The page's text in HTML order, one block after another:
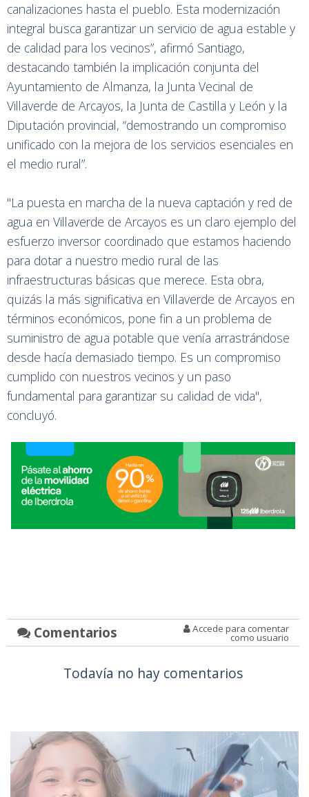
canalizaciones hasta el pueblo. Esta modernización
integral busca garantizar un servicio de agua estable y
de calidad para los vecinos”, afirmó Santiago,
destacando también la implicación conjunta del
Ayuntamiento de Almanza, la Junta Vecinal de
Villaverde de Arcayos, la Junta de Castilla y León y la
Diputación provincial, “demostrando un compromiso
unificado con la mejora de los servicios esenciales en
el medio rural”.
"La puesta en marcha de la nueva captación y red de
agua en Villaverde de Arcayos es un claro ejemplo del
esfuerzo inversor coordinado que estamos haciendo
para dotar a nuestro medio rural de las
infraestructuras básicas que merece. Esta obra,
quizás la más significativa en Villaverde de Arcayos en
términos económicos, pone fin a un problema de
suministro de agua potable que venía arrastrándose
desde hacía demasiado tiempo. Es un compromiso
cumplido con nuestros vecinos y un paso
fundamental para garantizar su calidad de vida",
concluyó.
Comentarios Accede para comentar
como usuario
Todavía no hay comentarios